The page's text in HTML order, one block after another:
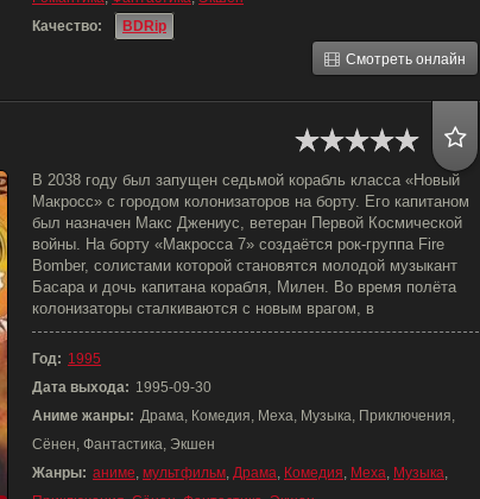
Качество:
BDRip
Смотреть онлайн
В 2038 году был запущен седьмой корабль класса «Новый
Макросс» с городом колонизаторов на борту. Его капитаном
был назначен Макс Джениус, ветеран Первой Космической
войны. На борту «Макросса 7» создаётся рок-группа Fire
Bomber, солистами которой становятся молодой музыкант
Басара и дочь капитана корабля, Милен. Во время полёта
колонизаторы сталкиваются с новым врагом, в
Год: 1995
Дата выхода: 1995-09-30
Аниме жанры: Драма, Комедия, Меха, Музыка, Приключения,
Сёнен, Фантастика, Экшен
Жанры: аниме, мультфильм, Драма, Комедия, Меха, Музыка,